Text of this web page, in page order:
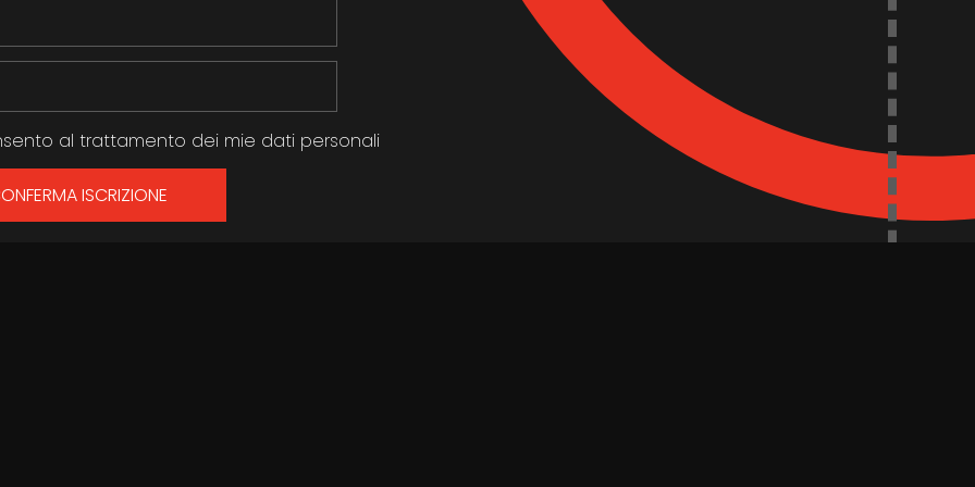
al trattamento dei mie dati personali
ISCRIZIONE